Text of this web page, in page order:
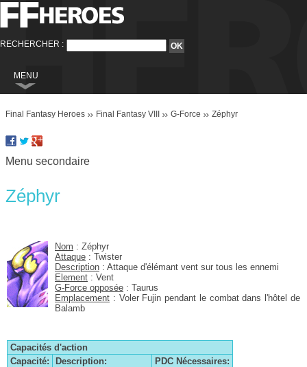
RECHERCHER :
MENU
Final Fantasy VIII
Final Fantasy X
Final Fantasy XII
Final Fantasy XIII
Final Fantasy XIII-2
Final Fantasy XIV
Final Fantasy Heroes Final Fantasy VIII G-Force Zéphyr
Menu secondaire
Zéphyr
Nom : Zéphyr
Attaque : Twister
Description : Attaque d'élémant vent sur tous les ennemi
Element : Vent
G-Force opposée : Taurus
Emplacement : Voler Fujin pendant le combat dans l'hôtel de
Balamb
Capacités d'action
Capacité:
Description:
PDC Nécessaires: